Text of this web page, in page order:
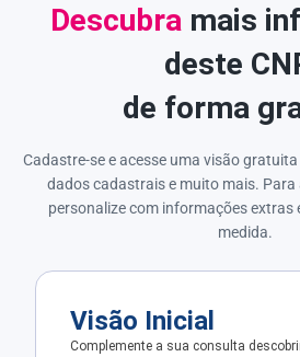
Descubra mais
deste
de forma
Cadastre-se e acesse uma visão
dados cadastrais e muito mais.
personalize com informações extras
medida.
Visão Inicial
Complemente a sua consulta